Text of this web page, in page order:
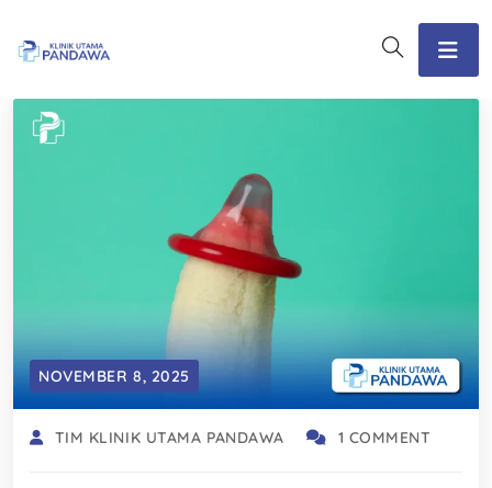
NOVEMBER 8, 2025
TIM KLINIK UTAMA PANDAWA 1 COMMENT